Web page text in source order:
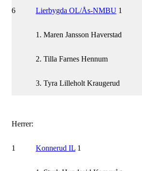
6 Lierbygda OL/Ås-NMBU 1
1. Maren Jansson Haverstad
2. Tilla Farnes Hennum
3. Tyra Lilleholt Kraugerud
Herrer:
1 Konnerud IL 1